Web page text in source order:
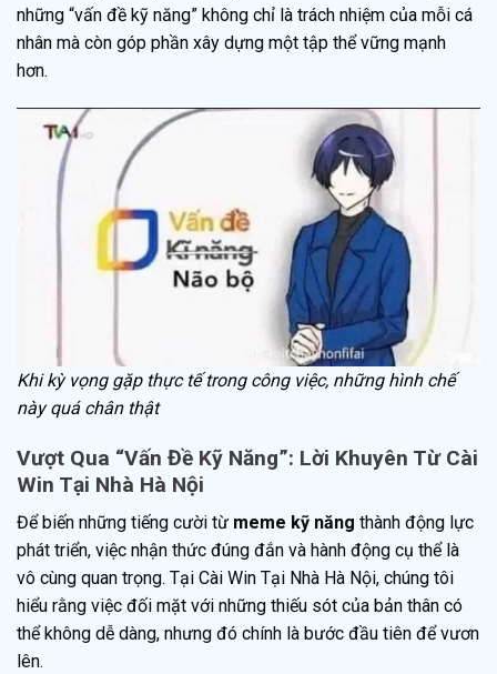
những “vấn đề kỹ năng” không chỉ là trách nhiệm của mỗi cá
nhân mà còn góp phần xây dựng một tập thể vững mạnh
hơn.
Khi kỳ vọng gặp thực tế trong công việc, những hình chế
này quá chân thật
Vượt Qua “Vấn Đề Kỹ Năng”: Lời Khuyên Từ Cài
Win Tại Nhà Hà Nội
Để biến những tiếng cười từ meme kỹ năng thành động lực
phát triển, việc nhận thức đúng đắn và hành động cụ thể là
vô cùng quan trọng. Tại Cài Win Tại Nhà Hà Nội, chúng tôi
hiểu rằng việc đối mặt với những thiếu sót của bản thân có
thể không dễ dàng, nhưng đó chính là bước đầu tiên để vươn
lên.